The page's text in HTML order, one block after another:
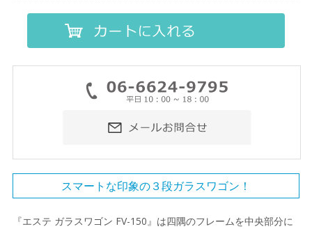
スマートな印象の３段ガラスワゴン！
『エステ ガラスワゴン FV-150』は四隅のフレームを中央部分に